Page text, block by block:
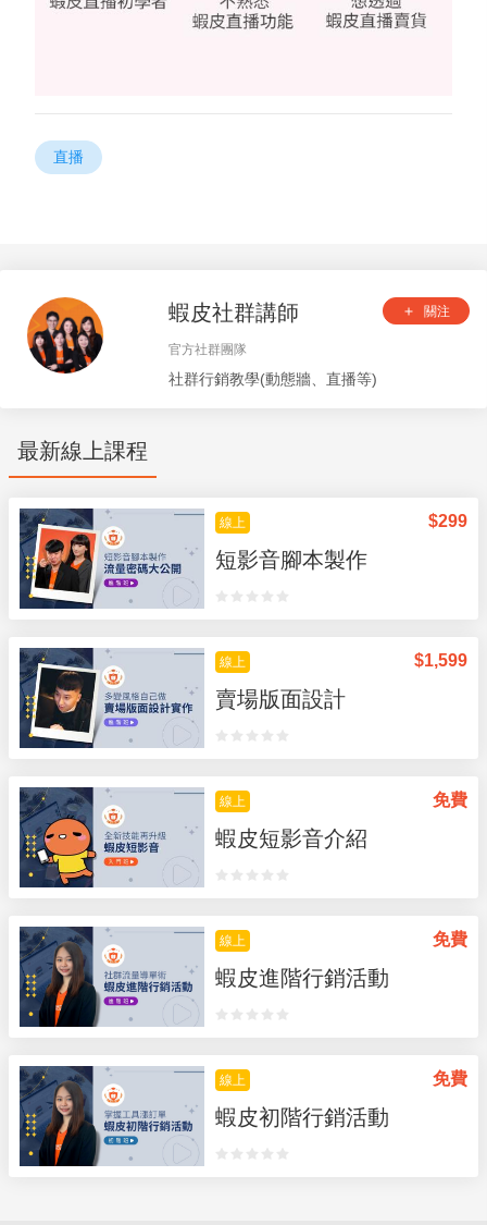
直播
蝦皮社群講師 add 關注
官方社群團隊
社群行銷教學(動態牆、直播等)
最新線上課程
線上 $299
短影音腳本製作
線上 $1,599
賣場版面設計
線上 免費
蝦皮短影音介紹
線上 免費
蝦皮進階行銷活動
線上 免費
蝦皮初階行銷活動